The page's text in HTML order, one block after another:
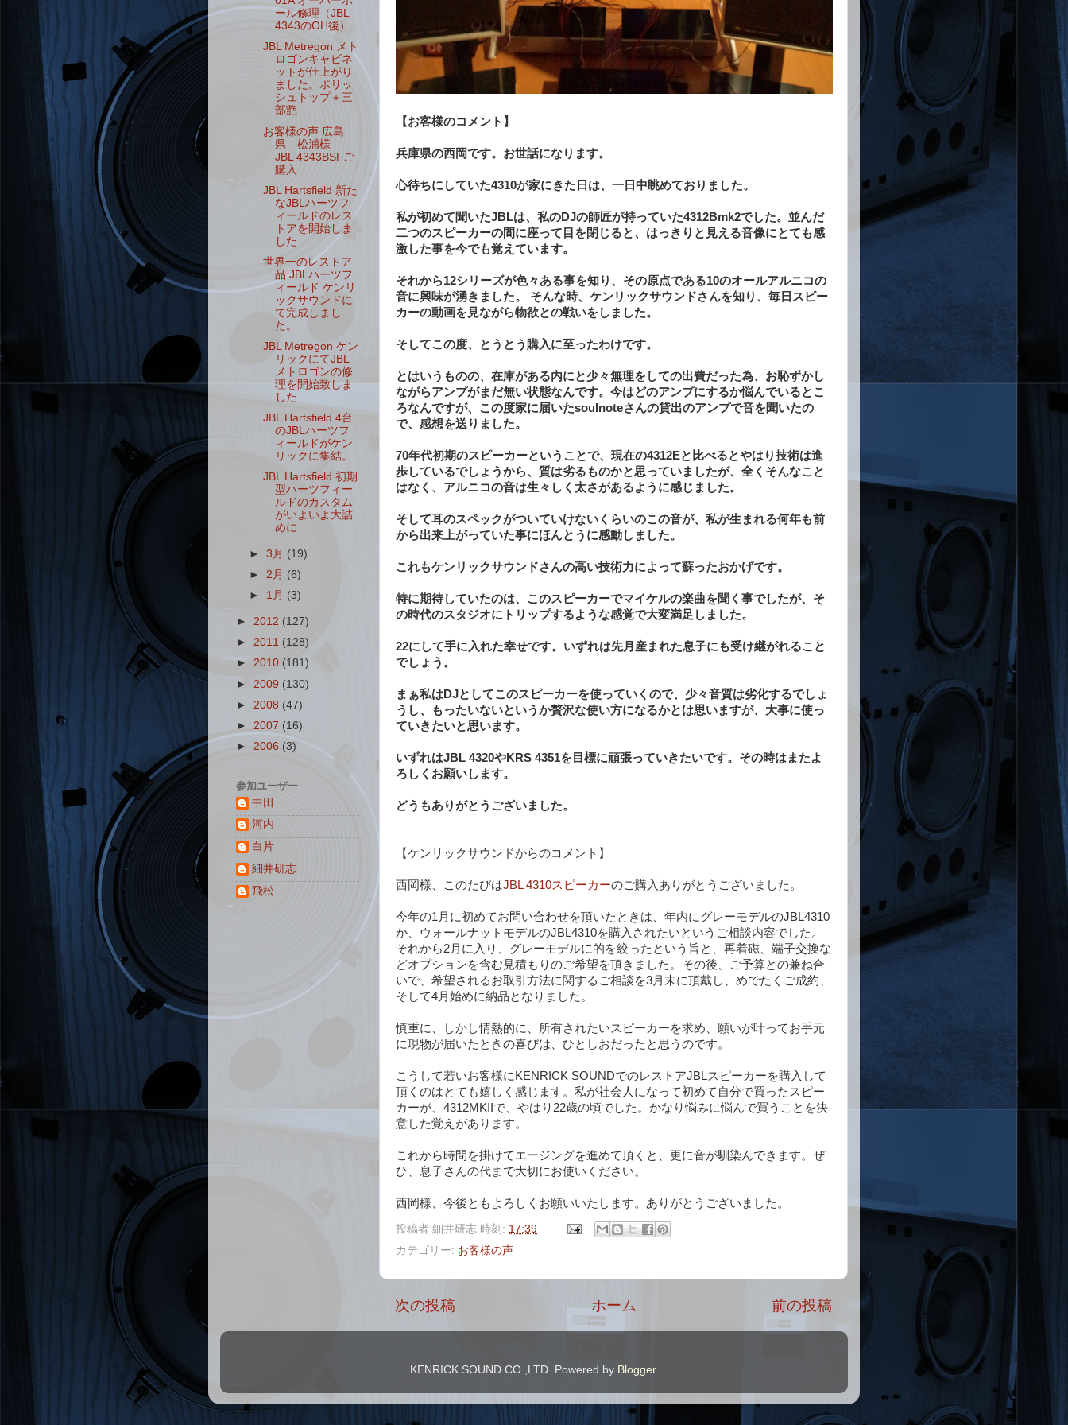
【お客様のコメント】
兵庫県の西岡です。お世話になります。
心待ちにしていた4310が家にきた日は、一日中眺めておりました。
私が初めて聞いたJBLは、私のDJの師匠が持っていた4312Bmk2でした。並んだ
二つのスピーカーの間に座って目を閉じると、はっきりと見える音像にとても感
激した事を今でも覚えています。
それから12シリーズが色々ある事を知り、その原点である10のオールアルニコの
音に興味が湧きました。 そんな時、ケンリックサウンドさんを知り、毎日スピー
カーの動画を見ながら物欲との戦いをしました。
そしてこの度、とうとう購入に至ったわけです。
とはいうものの、在庫がある内にと少々無理をしての出費だった為、お恥ずかし
ながらアンプがまだ無い状態なんです。今はどのアンプにするか悩んでいるとこ
ろなんですが、この度家に届いたsoulnoteさんの貸出のアンプで音を聞いたの
で、感想を送りました。
70年代初期のスピーカーということで、現在の4312Eと比べるとやはり技術は進
歩しているでしょうから、質は劣るものかと思っていましたが、全くそんなこと
はなく、アルニコの音は生々しく太さがあるように感じました。
そして耳のスペックがついていけないくらいのこの音が、私が生まれる何年も前
から出来上がっていた事にほんとうに感動しました。
これもケンリックサウンドさんの高い技術力によって蘇ったおかげです。
特に期待していたのは、このスピーカーでマイケルの楽曲を聞く事でしたが、そ
の時代のスタジオにトリップするような感覚で大変満足しました。
22にして手に入れた幸せです。いずれは先月産まれた息子にも受け継がれること
でしょう。
まぁ私はDJとしてこのスピーカーを使っていくので、少々音質は劣化するでしょ
うし、もったいないというか贅沢な使い方になるかとは思いますが、大事に使っ
ていきたいと思います。
いずれはJBL 4320やKRS 4351を目標に頑張っていきたいです。その時はまたよ
ろしくお願いします。
どうもありがとうございました。
【ケンリックサウンドからのコメント】
西岡様、このたびはJBL 4310スピーカーのご購入ありがとうございました。
今年の1月に初めてお問い合わせを頂いたときは、年内にグレーモデルのJBL4310
か、ウォールナットモデルのJBL4310を購入されたいというご相談内容でした。
それから2月に入り、グレーモデルに的を絞ったという旨と、再着磁、端子交換な
どオプションを含む見積もりのご希望を頂きました。その後、ご予算との兼ね合
いで、希望されるお取引方法に関するご相談を3月末に頂戴し、めでたくご成約、
そして4月始めに納品となりました。
慎重に、しかし情熱的に、所有されたいスピーカーを求め、願いが叶ってお手元
に現物が届いたときの喜びは、ひとしおだったと思うのです。
こうして若いお客様にKENRICK SOUNDでのレストアJBLスピーカーを購入して
頂くのはとても嬉しく感じます。私が社会人になって初めて自分で買ったスピー
カーが、4312MKIIで、やはり22歳の頃でした。かなり悩みに悩んで買うことを決
意した覚えがあります。
これから時間を掛けてエージングを進めて頂くと、更に音が馴染んできます。ぜ
ひ、息子さんの代まで大切にお使いください。
西岡様、今後ともよろしくお願いいたします。ありがとうございました。
投稿者 細井研志 時刻: 17:39
カテゴリー: お客様の声
次の投稿 前の投稿
ホーム
ール修理（JBL
4343のOH後）
JBL Metregon メト
ロゴンキャビネ
ットが仕上がり
ました。ポリッ
シュトップ＋三
部艶
お客様の声 広島
県 松浦様
JBL 4343BSFご
購入
JBL Hartsfield 新た
なJBLハーツフ
ィールドのレス
トアを開始しま
した
世界一のレストア
品 JBLハーツフ
ィールド ケンリ
ックサウンドに
て完成しまし
た。
JBL Metregon ケン
リックにてJBL
メトロゴンの修
理を開始致しま
した
JBL Hartsfield 4台
のJBLハーツフ
ィールドがケン
リックに集結。
JBL Hartsfield 初期
型ハーツフィー
ルドのカスタム
がいよいよ大詰
めに
►3月 (19)
►2月 (6)
► 1月 (3)
► 2012 (127)
► 2011 (128)
► 2010 (181)
► 2009 (130)
► 2008 (47)
► 2007 (16)
► 2006 (3)
参加ユーザー
中田
河内
白片
細井研志
飛松
KENRICK SOUND CO.,LTD. Powered by Blogger.